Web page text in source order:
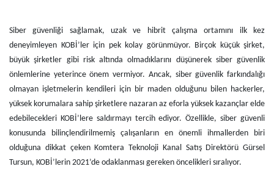
Siber güvenliği sağlamak, uzak ve hibrit çalışma ortamını ilk kez
deneyimleyen KOBİ’ler için pek kolay görünmüyor. Birçok küçük şirket,
büyük şirketler gibi risk altında olmadıklarını düşünerek siber güvenlik
önlemlerine yeterince önem vermiyor. Ancak, siber güvenlik farkındalığı
olmayan işletmelerin kendileri için bir maden olduğunu bilen hackerler,
yüksek korumalara sahip şirketlere nazaran az eforla yüksek kazançlar elde
edebilecekleri KOBİ’lere saldırmayı tercih ediyor. Özellikle, siber güvenli
konusunda bilinçlendirilmemiş çalışanların en önemli ihmallerden biri
olduğuna dikkat çeken Komtera Teknoloji Kanal Satış Direktörü Gürsel
Tursun, KOBİ’lerin 2021’de odaklanması gereken öncelikleri sıralıyor.